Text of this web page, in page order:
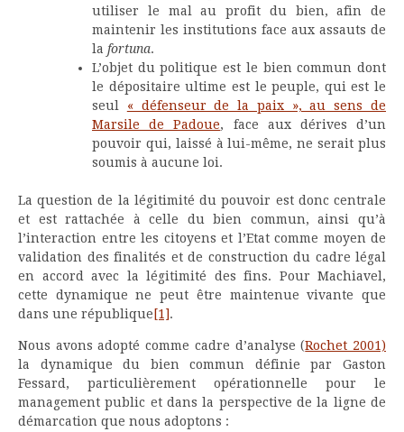
utiliser le mal au profit du bien, afin de
maintenir les institutions face aux assauts de
la fortuna.
L’objet du politique est le bien commun dont
le dépositaire ultime est le peuple, qui est le
seul « défenseur de la paix », au sens de
Marsile de Padoue, face aux dérives d’un
pouvoir qui, laissé à lui-même, ne serait plus
soumis à aucune loi.
La question de la légitimité du pouvoir est donc centrale
et est rattachée à celle du bien commun, ainsi qu’à
l’interaction entre les citoyens et l’Etat comme moyen de
validation des finalités et de construction du cadre légal
en accord avec la légitimité des fins. Pour Machiavel,
cette dynamique ne peut être maintenue vivante que
dans une république [1].
Nous avons adopté comme cadre d’analyse (Rochet 2001)
la dynamique du bien commun définie par Gaston
Fessard, particulièrement opérationnelle pour le
management public et dans la perspective de la ligne de
démarcation que nous adoptons :